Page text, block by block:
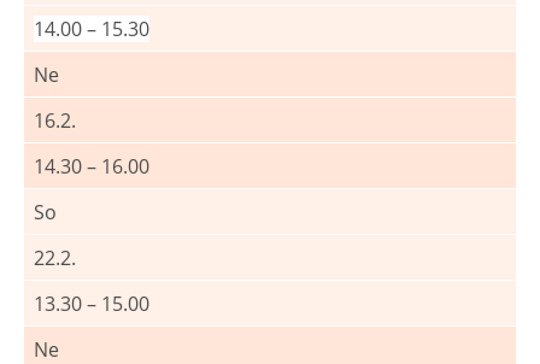
14.00 – 15.30
Ne
16.2.
14.30 – 16.00
So
22.2.
13.30 – 15.00
Ne